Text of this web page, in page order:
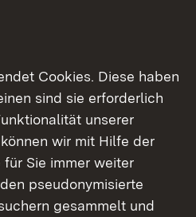
unzählige
den passenden
gibt's eine Schritt-für-
Traum-Studium.
Baden-Württemberg
Cookies. Diese haben
sind sie erforderlich
unserer
wir mit Hilfe der
Sie immer weiter
pseudonymisierte
gesammelt und